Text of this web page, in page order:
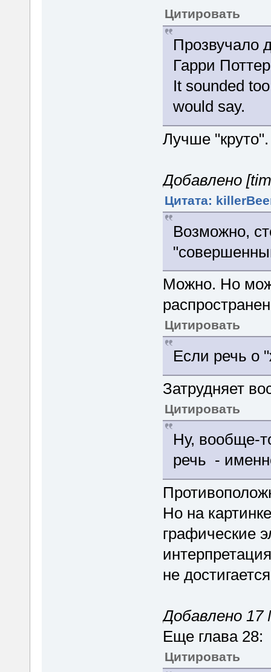
Цитировать
Прозвучало
Гарри
It sounded
would say.
Лучше "круто".
Добавлено
Цитата:
Возможно,
Можно. Но
Цитировать
Если речь о
Затрудняет
Цитировать
Ну, вообще-
речь -
Но на
графические
не
Добавлено 17
Еще глава 28:
Цитировать